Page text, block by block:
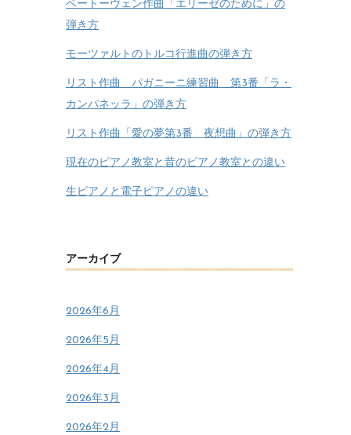
ベートーヴェン作曲「エリーゼのために」の
弾き方
モーツァルトのトルコ行進曲の弾き方
リスト作曲 パガニーニ練習曲 第3番「ラ・
カンパネッラ」の弾き方
リスト作曲「愛の夢第3番 夜想曲」の弾き方
現在のピアノ教室と昔のピアノ教室との違い
生ピアノと電子ピアノの違い
アーカイブ
2026年6月
2026年5月
2026年4月
2026年3月
2026年2月